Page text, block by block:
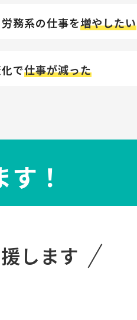
務系の仕事を増やしたい
で仕事が減った
す！
します